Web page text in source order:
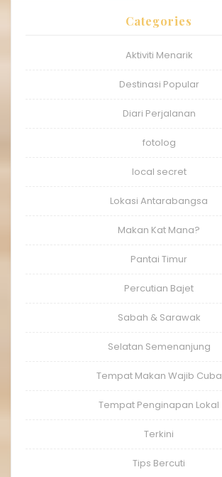
Categories
Aktiviti Menarik
Destinasi Popular
Diari Perjalanan
fotolog
local secret
Lokasi Antarabangsa
Makan Kat Mana?
Pantai Timur
Percutian Bajet
Sabah & Sarawak
Selatan Semenanjung
Tempat Makan Wajib Cuba
Tempat Penginapan Lokal
Terkini
Tips Bercuti